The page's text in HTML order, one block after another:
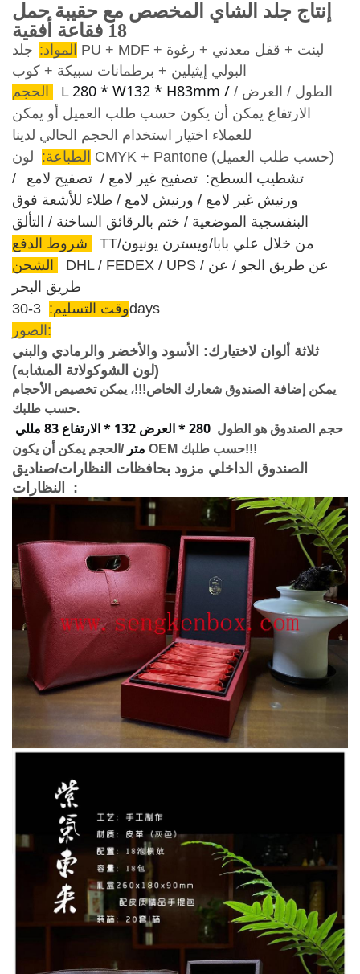
إنتاج جلد الشاي المخصص مع حقيبة حمل
18 فقاعة أفقية
المواد: جلد PU + MDF + لينت + قفل معدني + رغوة
البولي إيثيلين + برطمانات سبيكة + كوب
L 280 * W132 * H83mm / الطول / العرض /
الارتفاع يمكن أن يكون حسب طلب العميل أو يمكن
الطباعة:
لون CMYK + Pantone (حسب طلب العميل)
تشطيب السطح: تصفيح غير لامع / تصفيح لامع
/
ورنيش غير لامع / ورنيش لامع / طلاء للأشعة فوق
البنفسجية الموضعية / ختم بالرقائق الساخنة / التألق
TT/من خلال علي بابا/ويسترن يونيون
DHL / FEDEX / UPS / عن طريق الجو / عن
طريق البحر
وقت التسليم:3-30days
الصور:
ثلاثة ألوان لاختيارك: الأسود والأخضر والرمادي والبني
(لون الشوكولاتة المشابه)
يمكن إضافة الصندوق شعارك الخاص!!!، يمكن تخصيص الأحجام
حسب طلبك.
حجم الصندوق هو الطول
متر
/الحجم يمكن أن يكون OEM حسب طلبك!!!
الصندوق الداخلي مزود بحافظات النظارات/صناديق
: